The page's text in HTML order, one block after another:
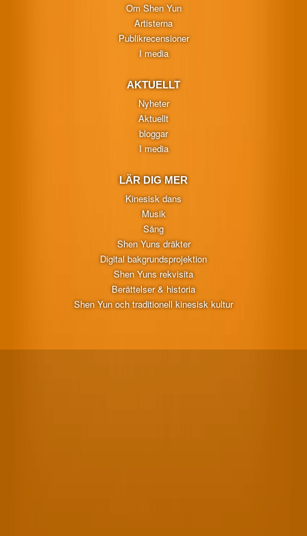
Om Shen Yun
Artisterna
Publikrecensioner
I media
AKTUELLT
Nyheter
Aktuellt
bloggar
I media
LÄR DIG MER
Kinesisk dans
Musik
Sång
Shen Yuns dräkter
Digital bakgrundsprojektion
Shen Yuns rekvisita
Berättelser & historia
Shen Yun och traditionell kinesisk kultur